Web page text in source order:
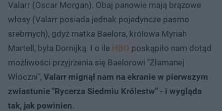
Valarr (Oscar Morgan). Obaj panowie mają brązowe
włosy (Valarr posiada jednak pojedyncze pasmo
srebrnych), gdyż matka Baelora, królowa Myriah
Martell, była Dornijką. I o ile HBO poskąpiło nam dotąd
możliwości przyjrzenia się Baelorowi "Złamanej
Włóczni", Valarr mignął nam na ekranie w pierwszym
zwiastunie "Rycerza Siedmiu Królestw" - i wygląda
tak, jak powinien.